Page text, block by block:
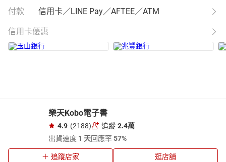
付款 信用卡／LINE Pay／AFTEE／ATM
信用卡優惠
樂天Kobo電子書
4.9 (2188) 追蹤 2.4萬
出貨速度 1 天回應率57%
追蹤店家 逛店舖